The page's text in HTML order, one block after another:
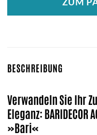
BESCHREIBUNG
Verwandeln Sie Ihr
Eleganz:
»Bari«